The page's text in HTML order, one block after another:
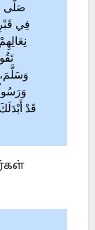
صَلَّى
فِي
قَدْ